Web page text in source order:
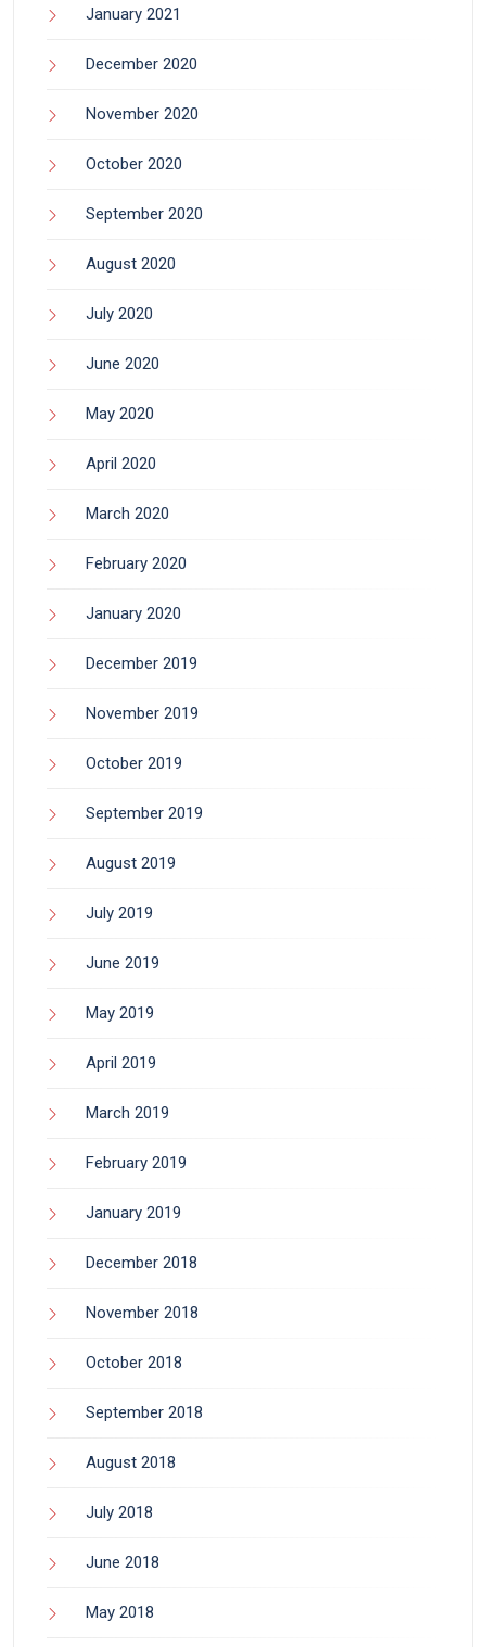
January 2021
December 2020
November 2020
October 2020
September 2020
August 2020
July 2020
June 2020
May 2020
April 2020
March 2020
February 2020
January 2020
December 2019
November 2019
October 2019
September 2019
August 2019
July 2019
June 2019
May 2019
April 2019
March 2019
February 2019
January 2019
December 2018
November 2018
October 2018
September 2018
August 2018
July 2018
June 2018
May 2018